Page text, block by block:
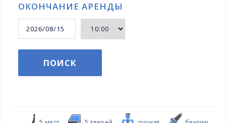
ОКОНЧАНИЕ АРЕНДЫ
ПОИСК